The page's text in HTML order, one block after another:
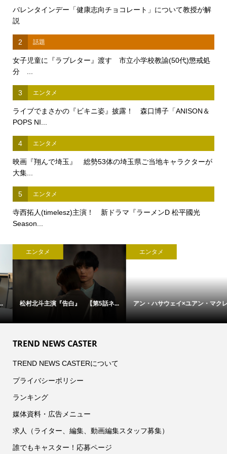
バレンタインデー「健康志向チョコレート」について教授が解
説
2 話題
女子児童に『ラブレター』渡す 市立小学校教諭(50代)懲戒処
分 ...
3 エンタメ
ライブでまさかの『ビキニ姿』披露！ 森口博子「ANISON＆
POPS NI...
4 エンタメ
映画『翔んで埼玉』 総勢53体の埼玉県ご当地キャラクターが
大集...
5 エンタメ
寺西拓人(timelesz)主演！ 新ドラマ『ラーメンD 松平國光
Season...
エンタメ
アン・ハサウェイ×ユアン・マクレ...
エンタメ
松村北斗主演『告白』 本日21時...
TREND NEWS CASTER
TREND NEWS CASTERについて
プライバシーポリシー
ランキング
媒体資料・広告メニュー
求人（ライター、編集、動画編集スタッフ募集）
誰でもキャスター！応募ページ